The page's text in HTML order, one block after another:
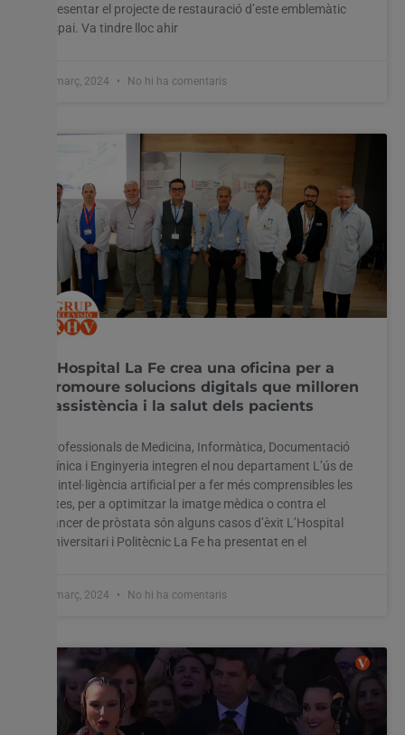
presentar el projecte de restauració d’este emblemàtic
espai. Va tindre lloc ahir
1 març, 2024 No hi ha comentaris
L’Hospital La Fe crea una oficina per a
promoure solucions digitals que milloren
l’assistència i la salut dels pacients
Professionals de Medicina, Informàtica, Documentació
Clínica i Enginyeria integren el nou departament L’ús de
la intel·ligència artificial per a fer més comprensibles les
altes, per a optimitzar la imatge mèdica o contra el
càncer de pròstata són alguns casos d’èxit L’Hospital
Universitari i Politècnic La Fe ha presentat en el
1 març, 2024 No hi ha comentaris